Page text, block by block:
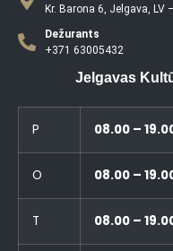
Kr. Barona 6, Jelgava, LV
Dežurants
+371 63005432
Jelgavas
P 08.00 –
O 08.00 –
T 08.00 –